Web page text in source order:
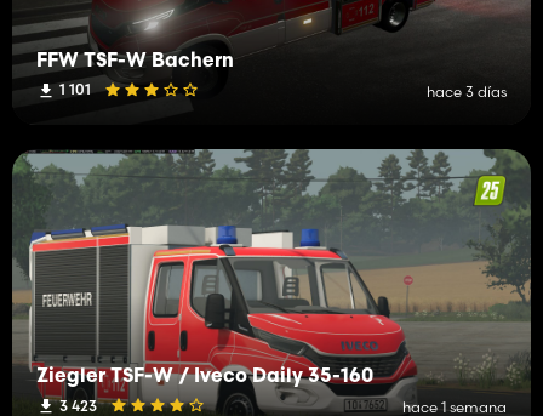
FFW TSF-W Bachern
1 101 hace 3 días
Ziegler TSF-W / Iveco Daily 35-160
3 423 hace 1 semana